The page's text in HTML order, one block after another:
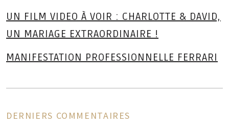
UN FILM VIDEO À VOIR : CHARLOTTE & DAVID,
UN MARIAGE EXTRAORDINAIRE !
MANIFESTATION PROFESSIONNELLE FERRARI
DERNIERS COMMENTAIRES